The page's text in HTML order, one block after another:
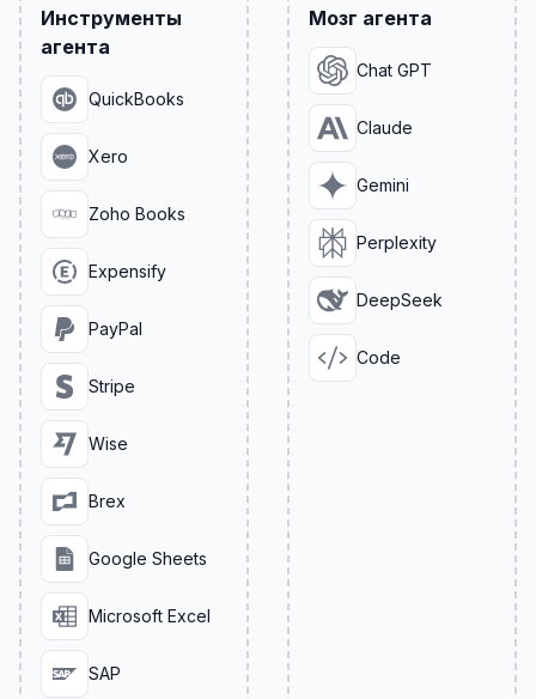
Инструменты
агента
QuickBooks
Xero
Zoho Books
Expensify
PayPal
Stripe
Wise
Brex
Google Sheets
Microsoft Excel
SAP
Мозг агента
Chat GPT
Claude
Gemini
Perplexity
DeepSeek
Code